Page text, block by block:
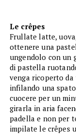
Le crêpes
Frullate latte,
ottenere una
ungendolo con un
di pastella
venga ricoperto
infilando una
cuocere per un
girarla in aria
padella e non per
impilate le crêpes